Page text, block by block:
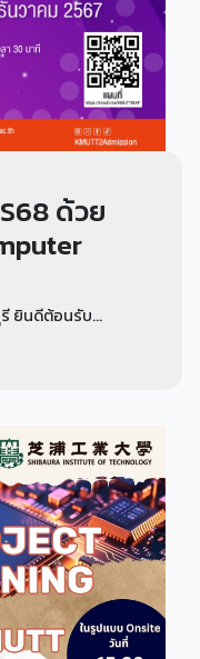
ด้วย
ยินดีต้อนรับ...